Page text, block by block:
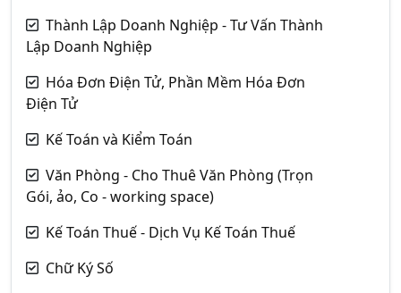
Thành Lập Doanh Nghiệp - Tư Vấn Thành
Lập Doanh Nghiệp
Hóa Đơn Điện Tử, Phần Mềm Hóa Đơn
Điện Tử
Kế Toán và Kiểm Toán
Văn Phòng - Cho Thuê Văn Phòng (Trọn
Gói, ảo, Co - working space)
Kế Toán Thuế - Dịch Vụ Kế Toán Thuế
Chữ Ký Số